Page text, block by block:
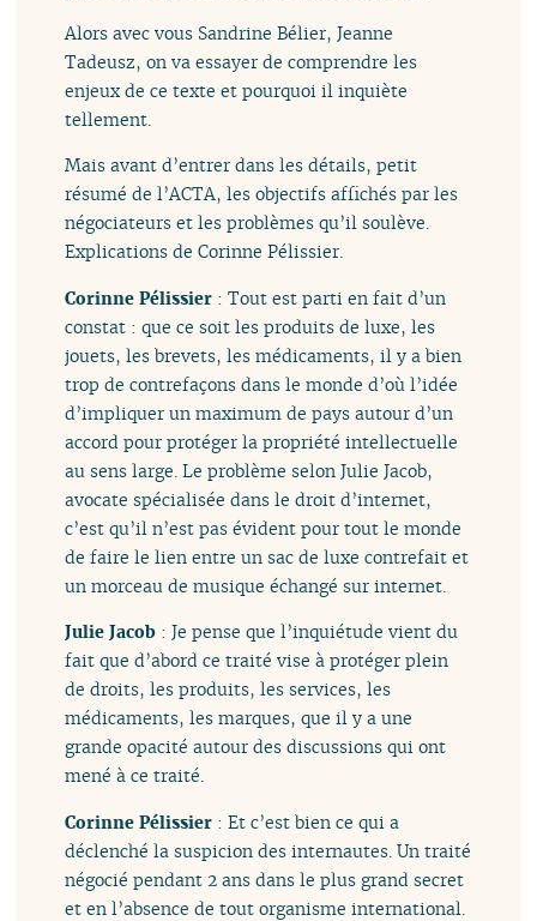
Alors avec vous Sandrine Bélier, Jeanne
Tadeusz, on va essayer de comprendre les
enjeux de ce texte et pourquoi il inquiète
tellement.
Mais avant d’entrer dans les détails, petit
résumé de l’ACTA, les objectifs affichés par les
négociateurs et les problèmes qu’il soulève.
Explications de Corinne Pélissier.
Corinne Pélissier : Tout est parti en fait d’un
constat : que ce soit les produits de luxe, les
jouets, les brevets, les médicaments, il y a bien
trop de contrefaçons dans le monde d’où l’idée
d’impliquer un maximum de pays autour d’un
accord pour protéger la propriété intellectuelle
au sens large. Le problème selon Julie Jacob,
avocate spécialisée dans le droit d’internet,
c’est qu’il n’est pas évident pour tout le monde
de faire le lien entre un sac de luxe contrefait et
un morceau de musique échangé sur internet.
Julie Jacob : Je pense que l’inquiétude vient du
fait que d’abord ce traité vise à protéger plein
de droits, les produits, les services, les
médicaments, les marques, que il y a une
grande opacité autour des discussions qui ont
mené à ce traité.
Corinne Pélissier : Et c’est bien ce qui a
déclenché la suspicion des internautes. Un traité
négocié pendant 2 ans dans le plus grand secret
et en l’absence de tout organisme international.